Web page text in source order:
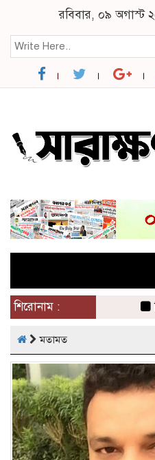
রবিবার, ০৯ অগাস্ট
শিরোনাম :
মতামত